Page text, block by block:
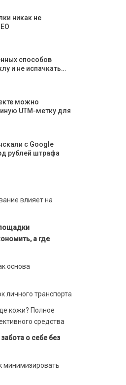
никак не
способов
и не испачкать…
можно
UTM-метку для
с Google
рублей штрафа
влияет на
а где
основа
личного транспорта
кожи? Полное
средства
о себе без
минимизировать